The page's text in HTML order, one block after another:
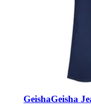
GeishaGeisha